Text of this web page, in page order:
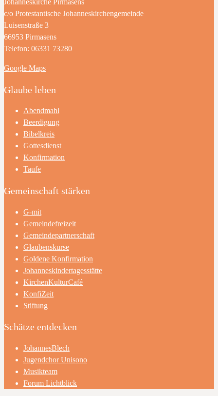
Johanneskirche Pirmasens
c/o Protestantische Johanneskirchengemeinde
Luisenstraße 3
66953 Pirmasens
Telefon: 06331 73280
Google Maps
Glaube leben
Abendmahl
Beerdigung
Bibelkreis
Gottesdienst
Konfirmation
Taufe
Gemeinschaft stärken
G-mit
Gemeindefreizeit
Gemeindepartnerschaft
Glaubenskurse
Goldene Konfirmation
Johanneskindertagesstätte
KirchenKulturCafé
KonfiZeit
Stiftung
Schätze entdecken
JohannesBlech
Jugendchor Unisono
Musikteam
Forum Lichtblick